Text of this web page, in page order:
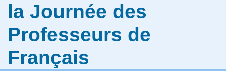
la Journée des
Professeurs de
Français